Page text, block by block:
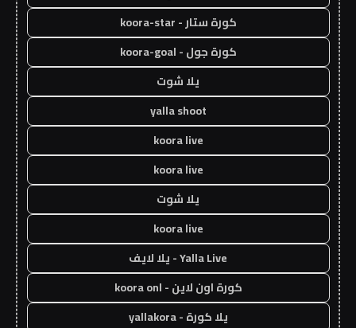
كورة ستار - koora-star
كورة جول - koora-goal
يلا شوت
yalla shoot
koora live
koora live
يلا شوت
koora live
Yalla Live - يلا لايف
كورة اون لاين - koora onl
يلا كورة - yallakora